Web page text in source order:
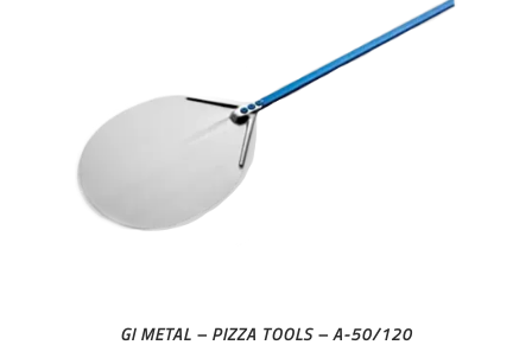
GI METAL – PIZZA TOOLS – A-50/120